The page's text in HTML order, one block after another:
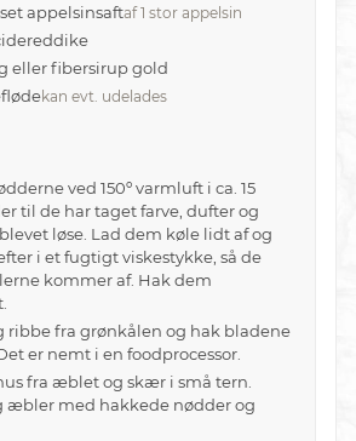
appelsinsaftaf 1 stor appelsin
eller fibersirup gold
kan evt. udelades
ved 150º varmluft i ca. 15
til de har taget farve, dufter og
løse. Lad dem køle lidt af og
i et fugtigt viskestykke, så de
kommer af. Hak dem
ribbe fra grønkålen og hak bladene
er nemt i en foodprocessor.
fra æblet og skær i små tern.
æbler med hakkede nødder og